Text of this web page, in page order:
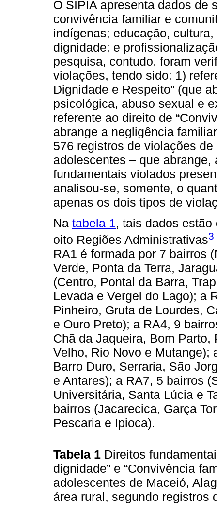
O SIPIA apresenta dados de
convivência familiar e
indígenas; educação,
dignidade; e
pesquisa, contudo, foram
violações, tendo sido: 1)
Dignidade e Respeito” (que
psicológica, abuso sexual e
referente ao direito de
abrange a negligência
576 registros de violações
adolescentes – que
fundamentais violados
analisou-se, somente, o
apenas os dois tipos de
Na tabela 1 , tais dados
oito Regiões Administrativas3
RA1 é formada por 7 bairros
Verde, Ponta da Terra,
(Centro, Pontal da Barra,
Levada e Vergel do Lago); a
Pinheiro, Gruta de Lourdes,
e Ouro Preto); a RA4, 9
Chã da Jaqueira, Bom
Velho, Rio Novo e Mutange);
Barro Duro, Serraria, São
e Antares); a RA7, 5 bairros
Universitária, Santa Lúcia e
bairros (Jacarecica, Garça
Pescaria e Ipioca).
Tabela 1 Direitos
dignidade” e “Convivência
adolescentes de Maceió,
área rural, segundo registros